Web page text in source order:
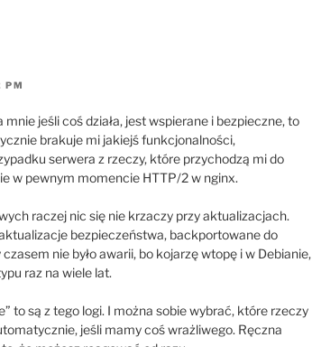
PM
jeśli coś działa, jest wspierane i bezpieczne, to
brakuje mi jakiejś funkcjonalności,
serwera z rzeczy, które przychodzą mi do
w pewnym momencie HTTP/2 w nginx.
raczej nic się nie krzaczy przy aktualizacjach.
bezpieczeństwa, backportowane do
nie było awarii, bo kojarzę wtopę i w Debianie,
raz na wiele lat.
to są z tego logi. I można sobie wybrać, które rzeczy
jeśli mamy coś wrażliwego. Ręczna